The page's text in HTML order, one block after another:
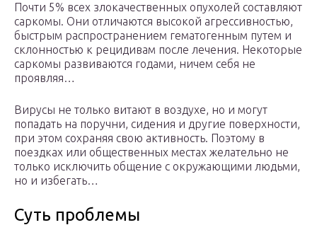
Почти 5% всех злокачественных опухолей составляют
саркомы. Они отличаются высокой агрессивностью,
быстрым распространением гематогенным путем и
склонностью к рецидивам после лечения. Некоторые
саркомы развиваются годами, ничем себя не
проявляя…
Вирусы не только витают в воздухе, но и могут
попадать на поручни, сидения и другие поверхности,
при этом сохраняя свою активность. Поэтому в
поездках или общественных местах желательно не
только исключить общение с окружающими людьми,
но и избегать…
Суть проблемы